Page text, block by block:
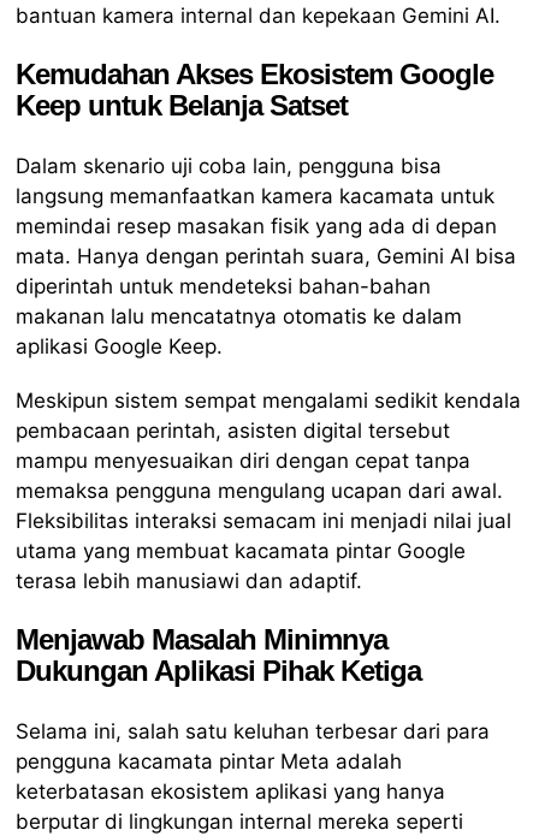
bantuan kamera internal dan kepekaan Gemini AI.
Kemudahan Akses Ekosistem Google
Keep untuk Belanja Satset
Dalam skenario uji coba lain, pengguna bisa
langsung memanfaatkan kamera kacamata untuk
memindai resep masakan fisik yang ada di depan
mata. Hanya dengan perintah suara, Gemini AI bisa
diperintah untuk mendeteksi bahan-bahan
makanan lalu mencatatnya otomatis ke dalam
aplikasi Google Keep.
Meskipun sistem sempat mengalami sedikit kendala
pembacaan perintah, asisten digital tersebut
mampu menyesuaikan diri dengan cepat tanpa
memaksa pengguna mengulang ucapan dari awal.
Fleksibilitas interaksi semacam ini menjadi nilai jual
utama yang membuat kacamata pintar Google
terasa lebih manusiawi dan adaptif.
Menjawab Masalah Minimnya
Dukungan Aplikasi Pihak Ketiga
Selama ini, salah satu keluhan terbesar dari para
pengguna kacamata pintar Meta adalah
keterbatasan ekosistem aplikasi yang hanya
berputar di lingkungan internal mereka seperti